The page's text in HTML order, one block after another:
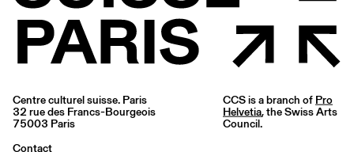
Centre culturel suisse. Paris
32 rue des Francs-Bourgeois
75003 Paris
Contact
CCS is a branch of Pro
Helvetia, the Swiss Arts
Council.